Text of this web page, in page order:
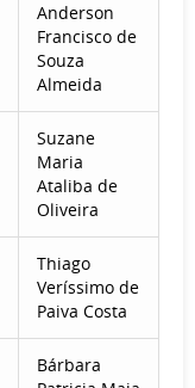
Anderson
Francisco de
Souza
Almeida
Suzane
Maria
Ataliba de
Oliveira
Thiago
Veríssimo de
Paiva Costa
Bárbara